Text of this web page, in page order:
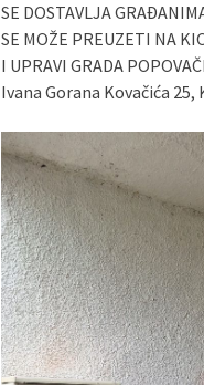
SE DOSTAVLJA
SE MOŽE PREUZETI NA
I UPRAVI GRADA
Ivana Gorana Kovačića 25,